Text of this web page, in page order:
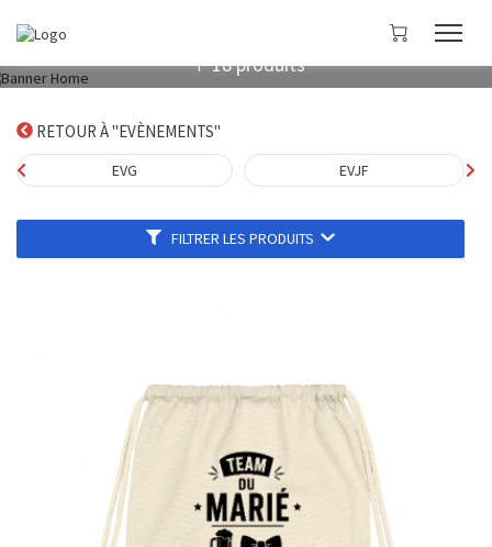
| 18produits
RETOUR À "EVÈNEMENTS"
EVG EVJF
FILTRER LES PRODUITS